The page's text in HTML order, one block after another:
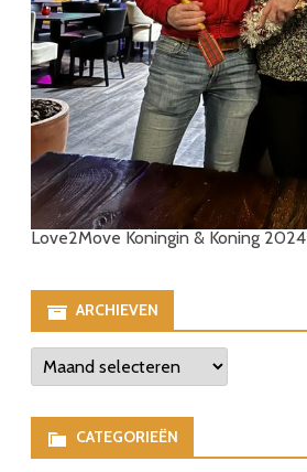
Love2Move Koningin & Koning 2024
ARCHIEVEN
Archieven
CATEGORIEËN